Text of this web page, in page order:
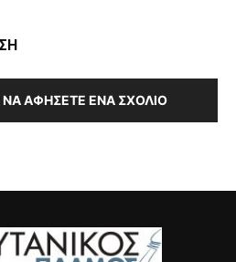
ΝΑ ΑΦΉΣΕΤΕ ΈΝΑ ΣΧΌΛΙΟ